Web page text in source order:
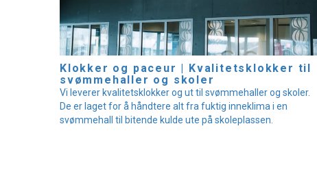
Klokker og paceur | Kvalitetsklokker til
svømmehaller og skoler
Vi leverer kvalitetsklokker og ut til svømmehaller og skoler.
De er laget for å håndtere alt fra fuktig inneklima i en
svømmehall til bitende kulde ute på skoleplassen.